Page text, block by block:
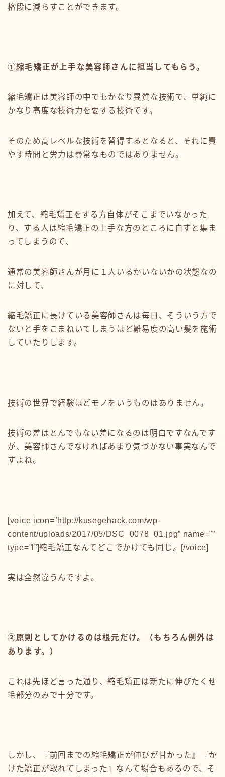
格段に減らすことができます。
①縮毛矯正が上手な美容師さんに担当してもらう。
縮毛矯正は美容師の中でもかなり異質な技術で、単純に
かなり高度な技術力を要する技術です。
そのため高レベルな技術を習得するとなると、それに費
やす時間と労力は尋常なものではありません。
加えて、縮毛矯正をする方自体がそこまでいなかった
り、する人は縮毛矯正の上手な方のところに自ずと集ま
ってしまうので、
通常の美容師さんが月に１人いるかいないかの状態なの
に対して、
縮毛矯正に長けている美容師さんは毎日、そういう方で
ないと手をこまねいてしまうほど難易度の高い髪を施術
していたりします。
技術の世界で経験ほどモノをいうものはありません。
技術の差はとんでもない差になるのは明白ですなんです
が、美容師さんでなければあまり気づかない事実なんで
すよね。
[voice icon=”http://kusegehack.com/wp-
content/uploads/2017/05/DSC_0078_01.jpg” name=””
type=”l”]縮毛矯正なんてどこでかけても同じ。[/voice]
実は全然違うんですよ。
②原則としてかけるのは根元だけ。（もちろん例外は
あります。）
これは先ほど言った通り、縮毛矯正は新たに伸びたくせ
毛部分のみで十分です。
しかし、『前回までの縮毛矯正が伸びが甘かった』『か
けた矯正が取れてしまった』なんて場合もあるので、そ